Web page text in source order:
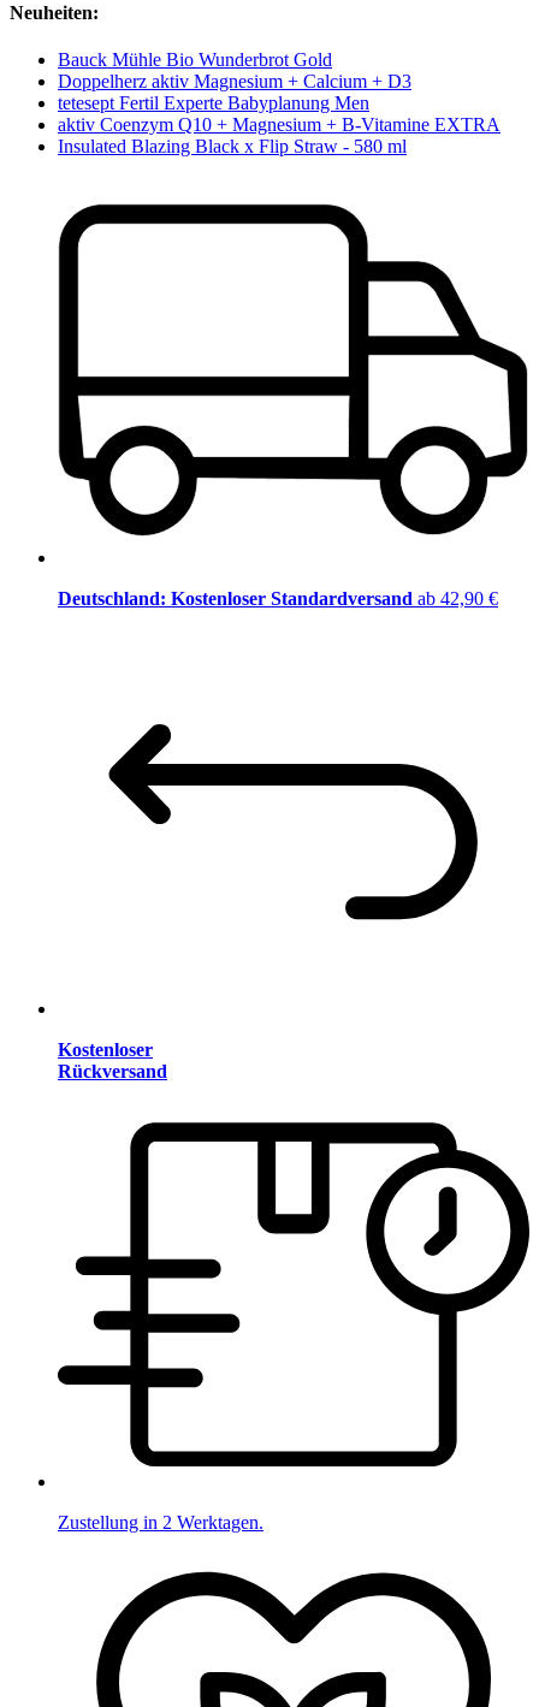
Neuheiten:
Bauck Mühle Bio Wunderbrot Gold
Doppelherz aktiv Magnesium + Calcium + D3
tetesept Fertil Experte Babyplanung Men
aktiv Coenzym Q10 + Magnesium + B-Vitamine EXTRA
Insulated Blazing Black x Flip Straw - 580 ml
Deutschland: Kostenloser Standardversand ab 42,90 €
Kostenloser
Rückversand
Zustellung in 2 Werktagen.